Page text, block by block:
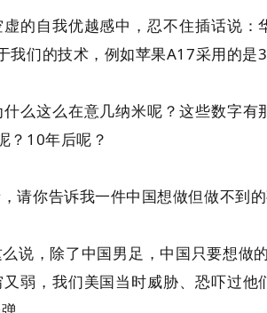
的自我优越感中，忍不住插话说：
我们的技术，例如苹果A17采用的是3
么这么在意几纳米呢？这些数字有
？10年后呢？
请你告诉我一件中国想做但做不到的
说，除了中国男足，中国只要想做
弱，我们美国当时威胁、恐吓过他